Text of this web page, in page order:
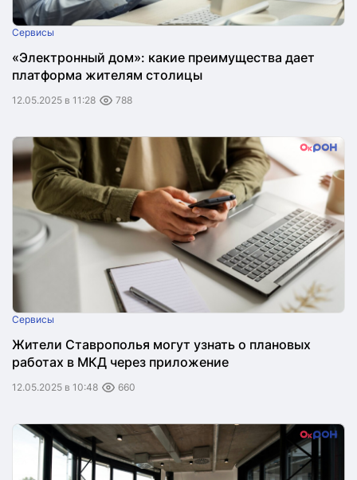
Сервисы
«Электронный дом»: какие преимущества дает
платформа жителям столицы
12.05.2025 в 11:28 788
Сервисы
Жители Ставрополья могут узнать о плановых
работах в МКД через приложение
12.05.2025 в 10:48 660